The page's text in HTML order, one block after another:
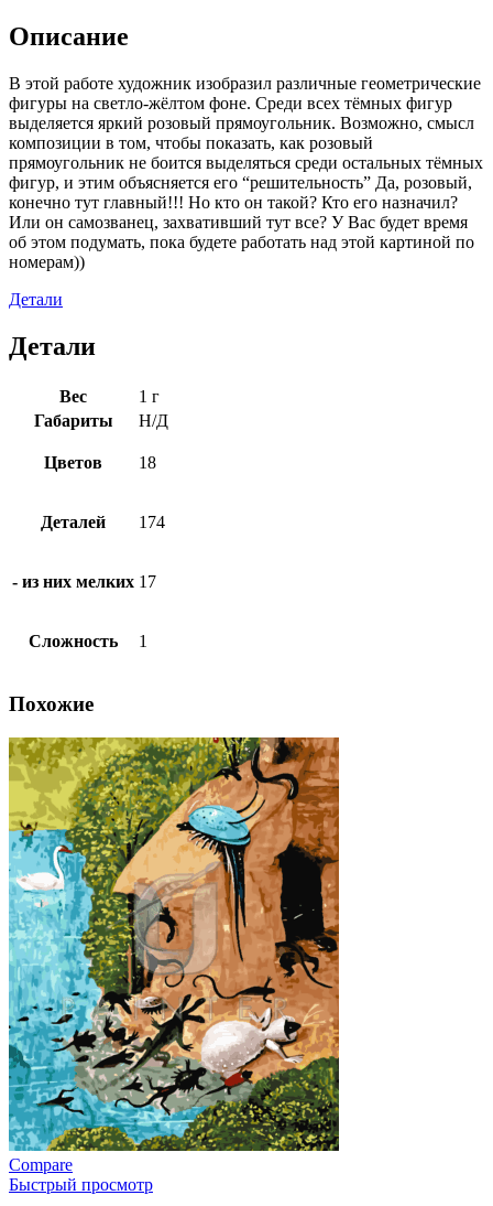
Описание
В этой работе художник изобразил различные геометрические
фигуры на светло-жёлтом фоне. Среди всех тёмных фигур
выделяется яркий розовый прямоугольник. Возможно, смысл
композиции в том, чтобы показать, как розовый
прямоугольник не боится выделяться среди остальных тёмных
фигур, и этим объясняется его “решительность” Да, розовый,
конечно тут главный!!! Но кто он такой? Кто его назначил?
Или он самозванец, захвативший тут все? У Вас будет время
об этом подумать, пока будете работать над этой картиной по
номерам))
Детали
Детали
Вес
1 г
Габариты
Н/Д
Цветов 18
Деталей 174
- из них мелких 17
Сложность 1
Похожие
Compare
Быстрый просмотр